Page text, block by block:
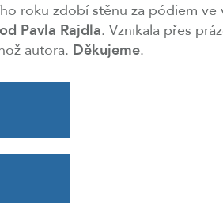
roku zdobí stěnu za pódiem ve
Pavla Rajdla. Vznikala přes
autora. Děkujeme.